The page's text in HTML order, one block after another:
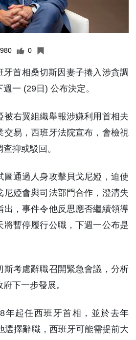
0
牙首相桑切斯因妻子捲入涉貪調
一 (29日) 公布決定。
被右翼組織舉報涉嫌利用首相夫
交易，西班牙法院宣布，會檢視
抑或駁回。
圖通過人身攻擊貝戈尼婭，迫使
尼婭會與司法部門合作，澄清失
出，事件令他反思應否繼續領導
將暫停履行公職，下週一公布是
斯考慮辭職召開緊急會議，分析
下一步發展。
年起任西班牙首相，並於去年
選擇辭職，西班牙可能需提前大